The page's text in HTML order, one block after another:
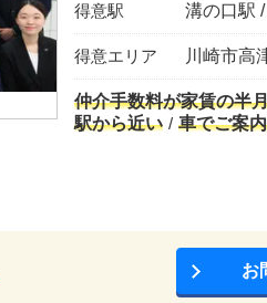
得意駅 溝の口駅
得意エリア 川崎市高
仲介手数料が家賃の半
駅から近い
車でご案内
お